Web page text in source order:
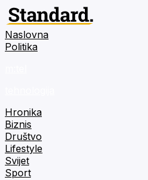
Naslovna
Politika
Hronika
Biznis
Društvo
Lifestyle
Svijet
Sport